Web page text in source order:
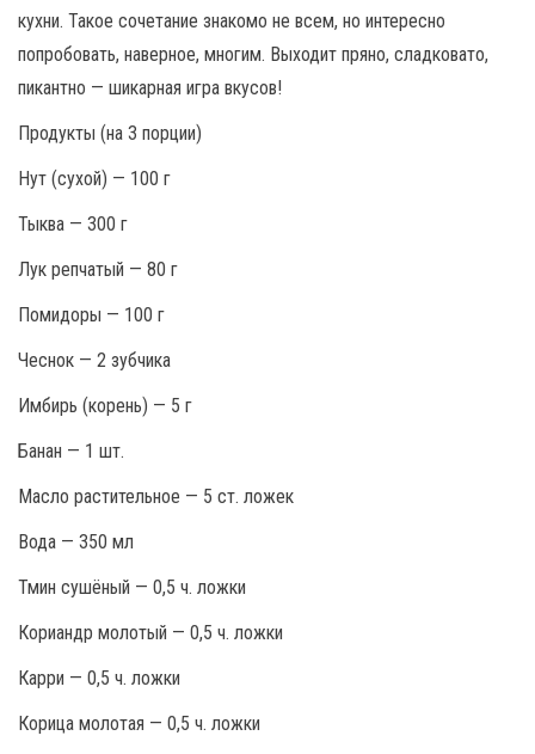
кухни. Такое сочетание знакомо не всем, но интересно
попробовать, наверное, многим. Выходит пряно, сладковато,
пикантно — шикарная игра вкусов!
Продукты (на 3 порции)
Нут (сухой) — 100 г
Тыква — 300 г
Лук репчатый — 80 г
Помидоры — 100 г
Чеснок — 2 зубчика
Имбирь (корень) — 5 г
Банан — 1 шт.
Масло растительное — 5 ст. ложек
Вода — 350 мл
Тмин сушёный — 0,5 ч. ложки
Кориандр молотый — 0,5 ч. ложки
Карри — 0,5 ч. ложки
Корица молотая — 0,5 ч. ложки